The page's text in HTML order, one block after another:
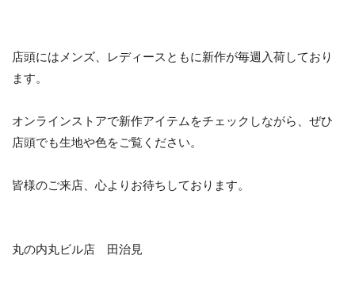
店頭にはメンズ、レディースともに新作が毎週入荷しており
ます。
オンラインストアで新作アイテムをチェックしながら、ぜひ
店頭でも生地や色をご覧ください。
皆様のご来店、心よりお待ちしております。
丸の内丸ビル店 田治見